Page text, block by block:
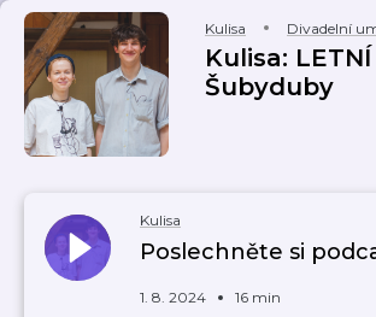
Kulisa Divadelní
Kulisa: LETNÍ
Šubyduby
Kulisa
Poslechněte si
1. 8. 2024 16 min